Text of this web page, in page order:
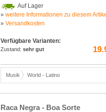
Auf Lager
» weitere Informationen zu diesem
» Versandkosten
Verfügbare Varianten:
Zustand: sehr gut
Musik World - Latino
Raca Negra - Boa Sorte